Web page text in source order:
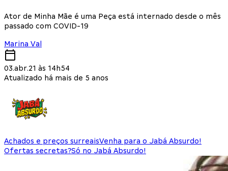
Ator de Minha Mãe é uma Peça está internado desde o mês
passado com COVID-19
Marina Val
03.abr.21 às 14h54
Atualizado há mais de 5 anos
Achados e preços surreaisVenha para o Jabá Absurdo!
Ofertas secretas?Só no Jabá Absurdo!